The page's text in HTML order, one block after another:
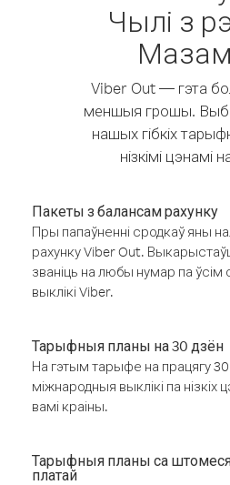
Чылі з
Viber Out — гэта
меншыя грошы.
нашых гібкіх
нізкімі цэнамі
Пакеты з балансам рахунку
Пры папаўненні сродкаў яны
рахунку Viber Out.
званіць на любы нумар па ўсім
выклікі Viber.
Тарыфныя планы на 30 дзён
На гэтым тарыфе на працягу
міжнародныя выклікі па нізкіх
вамі краіны.
Тарыфныя планы са
платай